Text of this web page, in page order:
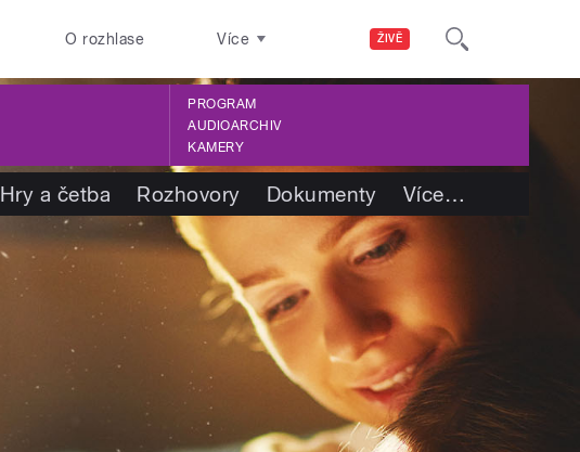
ŽIVĚ
O rozhlase Více
PROGRAM
AUDIOARCHIV
KAMERY
Hry a četba Rozhovory Dokumenty Více…